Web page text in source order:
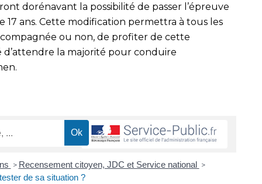
dorénavant la possibilité de passer l’épreuve
17 ans. Cette modification permettra à tous les
ou non, de profiter de cette
d’attendre la majorité pour conduire
> Recensement citoyen, JDC et Service national >
de sa situation ?